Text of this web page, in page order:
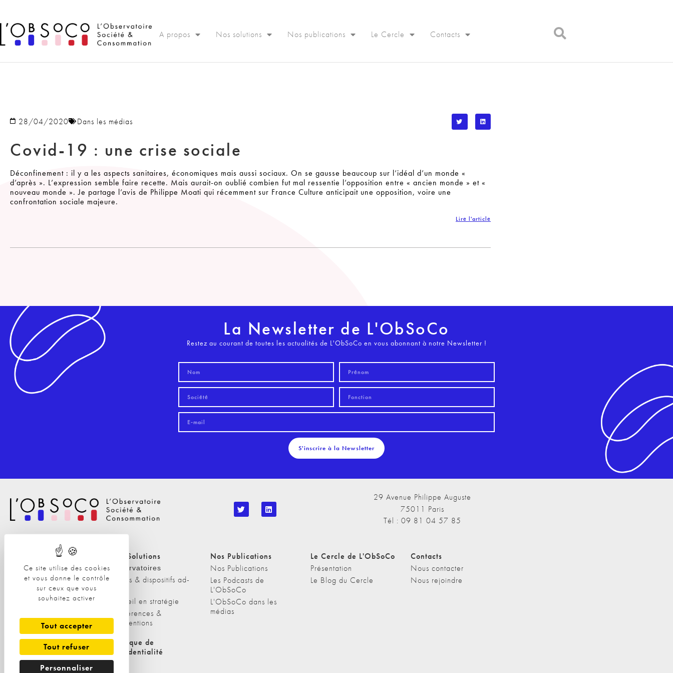
Ce site utilise des cookies
et vous donne le contrôle
sur ceux que vous
souhaitez activer
Tout accepter
Tout refuser
Personnaliser
A propos Nos solutions Nos publications Le Cercle Contacts
28/04/2020 Dans les médias
Covid-19 : une crise sociale
Déconfinement : il y a les aspects sanitaires, économiques mais aussi sociaux. On se gausse beaucoup sur l’idéal d’un monde «
d’après ». L’expression semble faire recette. Mais aurait-on oublié combien fut mal ressentie l’opposition entre « ancien monde » et «
nouveau monde ». Je partage l’avis de Philippe Moati qui récemment sur France Culture anticipait une opposition, voire une
confrontation sociale majeure.
Lire l'article
La Newsletter de L'ObSoCo
Restez au courant de toutes les actualités de L'ObSoCo en vous abonnant à notre Newsletter !
S'inscrire à la Newsletter
29 Avenue Philippe Auguste
75011 Paris
Tél : 09 81 04 57 85
Nos Solutions
A propos
L'équipe
Nos clients
Nos Solutions
Observatoires
Etudes & dispositifs ad-
Conseil en stratégie
Conférences &
interventions
Nos Publications
Nos Publications
Les Podcasts de
L'ObSoCo
L'ObSoCo dans les
médias
Le Cercle de L'ObSoCo
Présentation
Le Blog du Cercle
Contacts
Nous contacter
Nous rejoindre
Politique de cookies
Politique de
confidentialité